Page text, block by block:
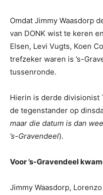
Omdat Jimmy Waasdorp
van DONK wist te keren
Elsen, Levi Vugts, Koen
trefzeker waren is ’s-
tussenronde.
Hierin is derde divisionist
de tegenstander op
maar die datum is dan
’s-Gravendeel).
Voor ’s-Gravendeel
Jimmy Waasdorp,